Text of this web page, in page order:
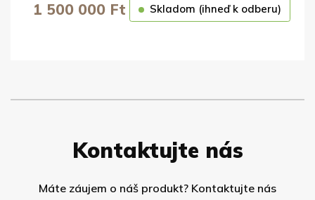
1 500 000 Ft Skladom (ihneď k odberu)
Kontaktujte nás
Máte záujem o náš produkt? Kontaktujte nás